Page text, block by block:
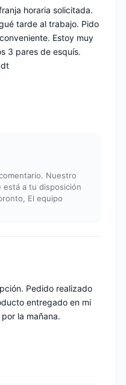
horaria solicitada.
tarde al trabajo. Pido
Estoy muy
3 pares de esquís.
Nuestro
a tu disposición
El equipo
Pedido realizado
entregado en mi
la mañana.